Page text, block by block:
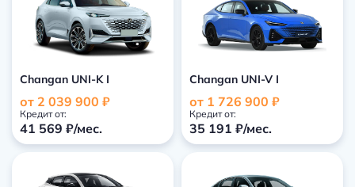
Changan UNI-K I
от 2 039 900 ₽
Кредит от:
41 569 ₽/мес.
Changan UNI-V I
от 1 726 900 ₽
Кредит от:
35 191 ₽/мес.